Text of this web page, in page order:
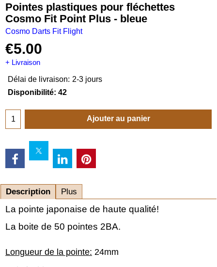
Pointes plastiques pour fléchettes
Cosmo Fit Point Plus - bleue
Cosmo Darts Fit Flight
€5.00
+ Livraison
Délai de livraison: 2-3 jours
Disponibilité: 42
Ajouter au panier
Description Plus
La pointe japonaise de haute qualité!
La boite de 50 pointes 2BA.
Longueur de la pointe: 24mm